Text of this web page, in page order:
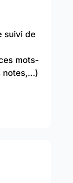
suivi de
mots-
notes,…)